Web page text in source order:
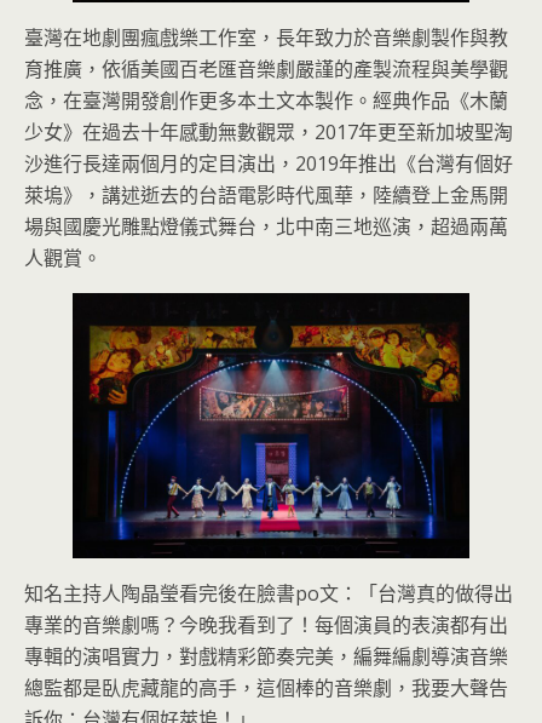
臺灣在地劇團瘋戲樂工作室，長年致力於音樂劇製作與教
育推廣，依循美國百老匯音樂劇嚴謹的產製流程與美學觀
念，在臺灣開發創作更多本土文本製作。經典作品《木蘭
少女》在過去十年感動無數觀眾，2017年更至新加坡聖淘
沙進行長達兩個月的定目演出，2019年推出《台灣有個好
萊塢》，講述逝去的台語電影時代風華，陸續登上金馬開
場與國慶光雕點燈儀式舞台，北中南三地巡演，超過兩萬
人觀賞。
知名主持人陶晶瑩看完後在臉書po文：「台灣真的做得出
專業的音樂劇嗎？今晚我看到了！每個演員的表演都有出
專輯的演唱實力，對戲精彩節奏完美，編舞編劇導演音樂
總監都是臥虎藏龍的高手，這個棒的音樂劇，我要大聲告